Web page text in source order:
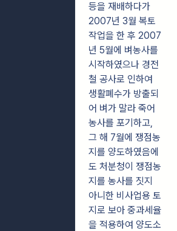
등을 재배하다가
2007년 3월 복토
작업을 한 후 2007
년 5월에 벼농사를
시작하였으나 경전
철 공사로 인하여
생활폐수가 방출되
어 벼가 말라 죽어
농사를 포기하고,
그 해 7월에 쟁점농
지를 양도하였음에
도 처분청이 쟁점농
지를 농사를 짓지
아니한 비사업용 토
지로 보아 중과세율
을 적용하여 양도소